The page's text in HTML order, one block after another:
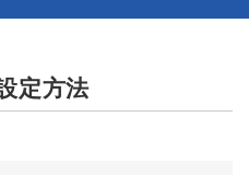
定方法